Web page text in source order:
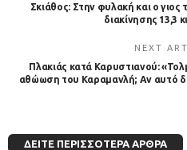
Σκιάθος: Στην φυλακή και ο
διακίνησης 13,3
NEXT
Πλακιάς κατά Καρυστιανού:
αθώωση του Καραμανλή; Αν αυτό
ΔΕΊΤΕ ΠΕΡΙΣΣΌΤΕΡΑ ΆΡΘΡΑ